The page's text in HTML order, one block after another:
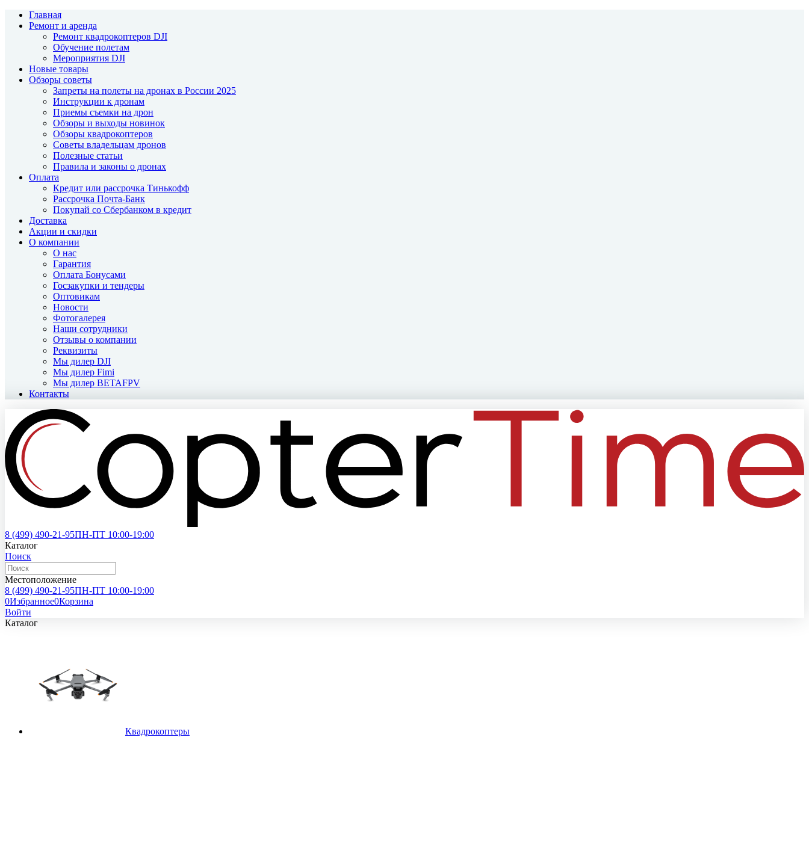
Главная
Ремонт и аренда
Ремонт квадрокоптеров DJI
Обучение полетам
Мероприятия DJI
Новые товары
Обзоры советы
Запреты на полеты на дронах в России 2025
Инструкции к дронам
Приемы съемки на дрон
Обзоры и выходы новинок
Обзоры квадрокоптеров
Советы владельцам дронов
Полезные статьи
Правила и законы о дронах
Оплата
Кредит или рассрочка Тинькофф
Рассрочка Почта-Банк
Покупай со Сбербанком в кредит
Доставка
Акции и скидки
О компании
О нас
Гарантия
Оплата Бонусами
Госзакупки и тендеры
Оптовикам
Новости
Фотогалерея
Наши сотрудники
Отзывы о компании
Реквизиты
Мы дилер DJI
Мы дилер Fimi
Мы дилер BETAFPV
Контакты
8 (499) 490-21-95ПН-ПТ 10:00-19:00
Каталог
Поиск
Местоположение
8 (499) 490-21-95ПН-ПТ 10:00-19:00
0Избранное0Корзина
Войти
Каталог
Квадрокоптеры